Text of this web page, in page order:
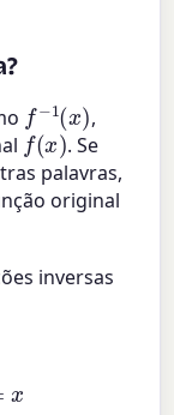
f− 1(x )
,
f(x
. Se
palavras,
original
inversas